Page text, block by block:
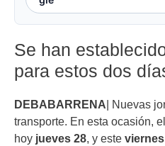
Se han
para estos dos
DEBABARRENA | Nuevas
transporte. En esta ocasión,
hoy jueves 28, y este